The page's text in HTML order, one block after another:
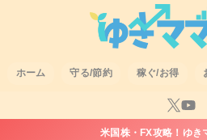
ホーム 守る/節約 稼ぐ/お得
米国株・FX攻略！ゆき